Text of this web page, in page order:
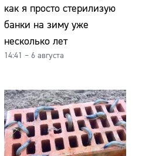
как я просто стерилизую
банки на зиму уже
несколько лет
14:41 – 6 августа